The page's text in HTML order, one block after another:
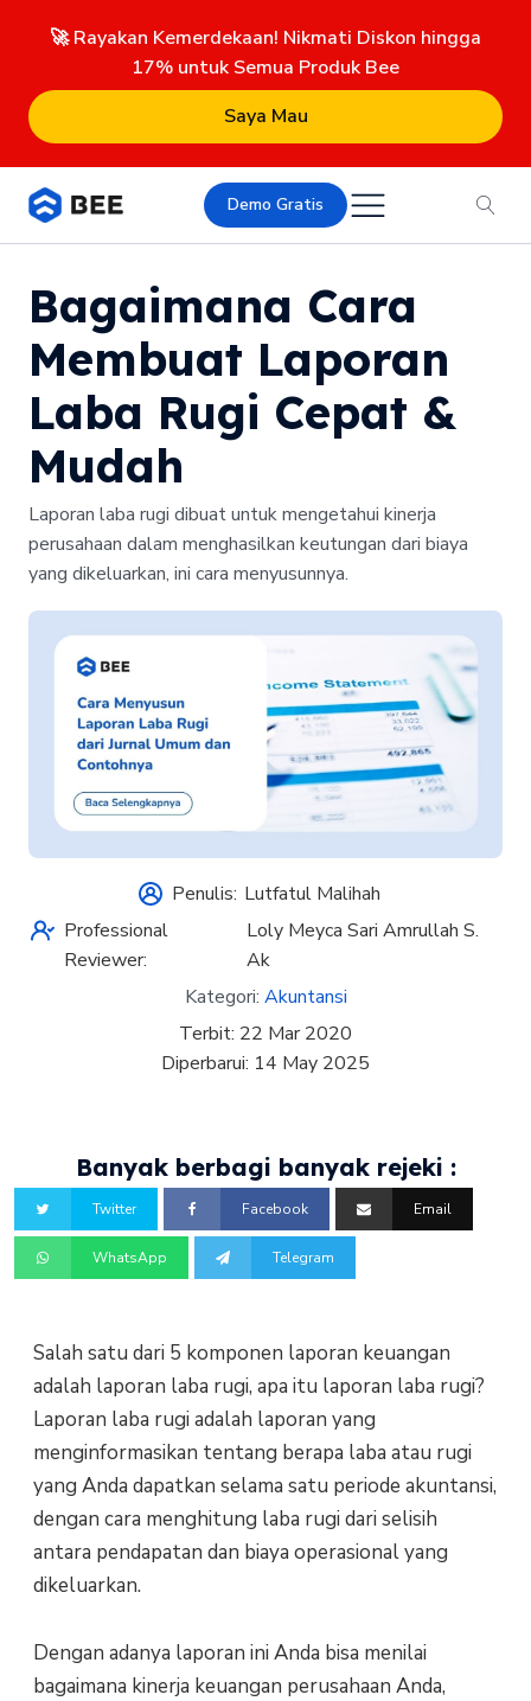
🚀 Rayakan Kemerdekaan! Nikmati Diskon hingga
17% untuk Semua Produk Bee
Saya Mau
Demo Gratis
Bagaimana Cara
Membuat Laporan
Laba Rugi Cepat &
Mudah
Laporan laba rugi dibuat untuk mengetahui kinerja
perusahaan dalam menghasilkan keutungan dari biaya
yang dikeluarkan, ini cara menyusunnya.
Penulis: Lutfatul Malihah
Professional
Reviewer:
Loly Meyca Sari Amrullah S.
Ak
Kategori: Akuntansi
Terbit: 22 Mar 2020
Diperbarui: 14 May 2025
Banyak berbagi banyak rejeki :
Twitter Facebook Email
WhatsApp Telegram
Salah satu dari 5 komponen laporan keuangan
adalah laporan laba rugi, apa itu laporan laba rugi?
Laporan laba rugi adalah laporan yang
menginformasikan tentang berapa laba atau rugi
yang Anda dapatkan selama satu periode akuntansi,
dengan cara menghitung laba rugi dari selisih
antara pendapatan dan biaya operasional yang
dikeluarkan.
Dengan adanya laporan ini Anda bisa menilai
bagaimana kinerja keuangan perusahaan Anda,